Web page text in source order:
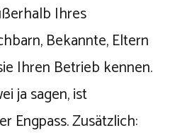
Ihres
Bekannte, Eltern
Ihren Betrieb kennen.
ja sagen, ist
Engpass. Zusätzlich: